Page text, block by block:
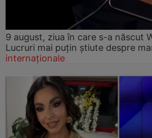
9 august, ziua în care s-a născut
Lucruri mai puțin știute despre
internaționale